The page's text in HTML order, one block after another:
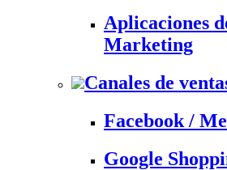
Aplicaciones
Marketing
Canales de
Facebook /
Google